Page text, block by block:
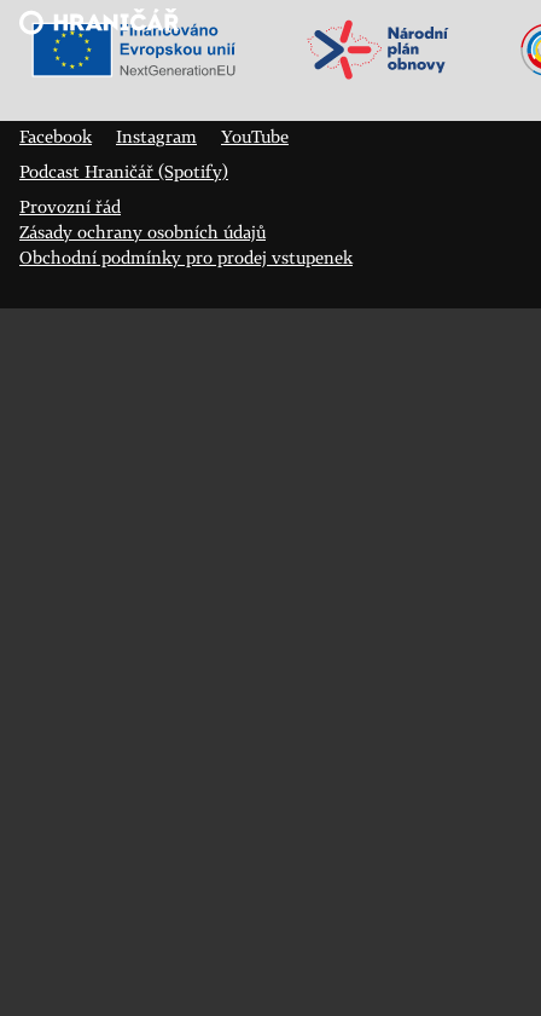
Veřejný sál Hraničář, spolek
Facebook
Instagram
YouTube
Podcast Hraničář (Spotify)
Provozní řád
Zásady ochrany osobních údajů
Obchodní podmínky pro prodej vstupenek